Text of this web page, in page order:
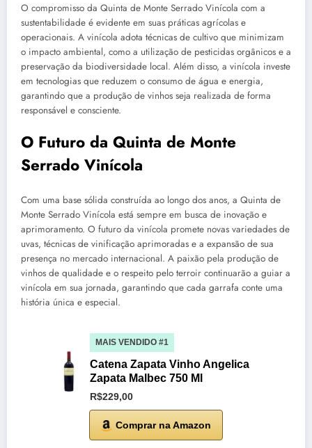
O compromisso da Quinta de Monte Serrado Vinícola com a
sustentabilidade é evidente em suas práticas agrícolas e
operacionais. A vinícola adota técnicas de cultivo que minimizam
o impacto ambiental, como a utilização de pesticidas orgânicos e a
preservação da biodiversidade local. Além disso, a vinícola investe
em tecnologias que reduzem o consumo de água e energia,
garantindo que a produção de vinhos seja realizada de forma
responsável e consciente.
O Futuro da Quinta de Monte
Serrado Vinícola
Com uma base sólida construída ao longo dos anos, a Quinta de
Monte Serrado Vinícola está sempre em busca de inovação e
aprimoramento. O futuro da vinícola promete novas variedades de
uvas, técnicas de vinificação aprimoradas e a expansão de sua
presença no mercado internacional. A paixão pela produção de
vinhos de qualidade e o respeito pelo terroir continuarão a guiar a
vinícola em sua jornada, garantindo que cada garrafa conte uma
história única e especial.
MAIS VENDIDO #1
Catena Zapata Vinho Angelica
Zapata Malbec 750 Ml
R$229,00
Comprar na Amazon